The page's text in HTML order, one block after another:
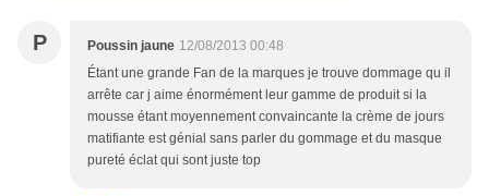
P Poussin jaune 12/08/2013 00:48
Étant une grande Fan de la marques je trouve dommage qu il
arrête car j aime énormément leur gamme de produit si la
mousse étant moyennement convaincante la crème de jours
matifiante est génial sans parler du gommage et du masque
pureté éclat qui sont juste top